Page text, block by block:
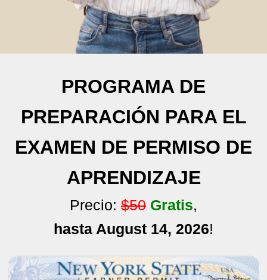
PROGRAMA DE
PREPARACIÓN PARA EL
EXAMEN DE PERMISO DE
APRENDIZAJE
Precio: $50 Gratis,
hasta August 14, 2026!